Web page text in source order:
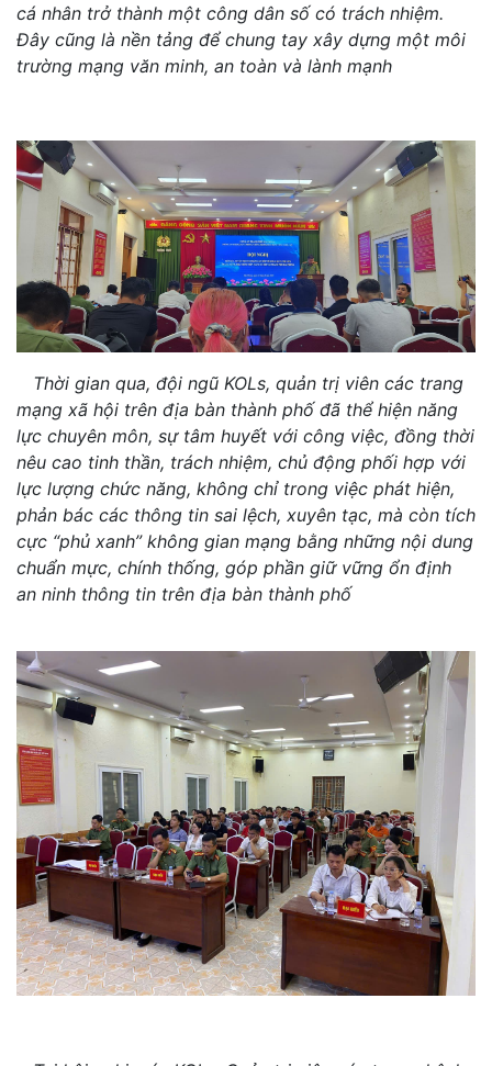
cá nhân trở thành một công dân số có trách nhiệm.
Đây cũng là nền tảng để chung tay xây dựng một môi
trường mạng văn minh, an toàn và lành mạnh
Thời gian qua, đội ngũ KOLs, quản trị viên các trang
mạng xã hội trên địa bàn thành phố đã thể hiện năng
lực chuyên môn, sự tâm huyết với công việc, đồng thời
nêu cao tinh thần, trách nhiệm, chủ động phối hợp với
lực lượng chức năng, không chỉ trong việc phát hiện,
phản bác các thông tin sai lệch, xuyên tạc, mà còn tích
cực “phủ xanh” không gian mạng bằng những nội dung
chuẩn mực, chính thống, góp phần giữ vững ổn định
an ninh thông tin trên địa bàn thành phố